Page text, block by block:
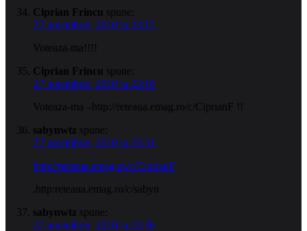
Ciprian Frincu spune:
27 noiembrie, 2010 la 23:15
Voteaza-ma!!!!
Ciprian Frincu spune:
27 noiembrie, 2010 la 23:16
Voteaza-ma –http://reteaua.emag.ro/c/CiprianF !!
sabynwtz spune:
27 noiembrie, 2010 la 23:31
http://reteaua.emag.ro/c/CiprianF
,http:reteaua.emag.ro/c/sabyn
sabynwtz spune:
27 noiembrie, 2010 la 23:36